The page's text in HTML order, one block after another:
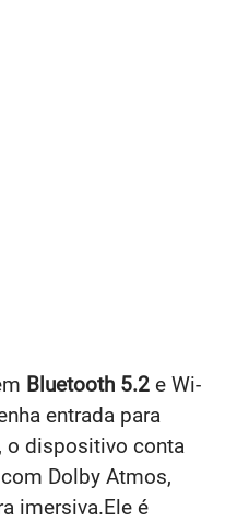
Bluetooth 5.2 e Wi-
entrada para
o dispositivo conta
Dolby Atmos,
imersiva.Ele é